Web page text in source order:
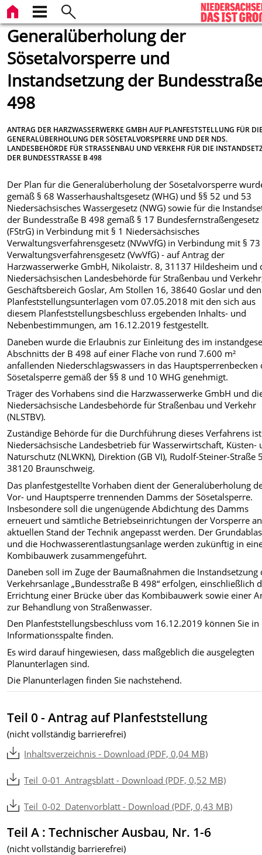
Generalüberholung der
Sösetalvorsperre und
Instandsetzung der
498
ANTRAG DER HARZWASSERWERKE GMBH AUF PLANFESTSTELLUNG FÜR
GENERALÜBERHOLUNG DER SÖSETALVORSPERRE UND DER NDS.
LANDESBEHÖRDE FÜR STRASSENBAU UND VERKEHR FÜR DIE
ER BUNDESSTRASSE B 498
Der Plan für die Generalüberholung der Sösetalvorsperre
gemäß § 68 Wasserhaushaltsgesetz (WHG) und §§ 52 und 53
Niedersächsisches Wassergesetz (NWG) sowie für die
der Bundesstraße B 498 gemäß § 17 Bundesfernstraßengesetz
(FStrG) in Verbindung mit § 1 Niedersächsisches
Verwaltungsverfahrensgesetz (NVwVfG) in Verbindung mit § 73
Verwaltungsverfahrensgesetz (VwVfG) - auf Antrag der
Harzwasserwerke GmbH, Nikolaistr. 8, 31137 Hildesheim und
Niedersächsischen Landesbehörde für Straßenbau und
Geschäftsbereich Goslar, Am Stollen 16, 38640 Goslar und den
Planfeststellungsunterlagen vom 07.05.2018 mit den sich aus
diesem Planfeststellungsbeschluss ergebenden Inhalts- und
Nebenbestimmungen, am 16.12.2019 festgestellt.
Daneben wurde die Erlaubnis zur Einleitung des im
Abschnitts der B 498 auf einer Fläche von rund 7.600 m²
anfallenden Niederschlagswassers in das Hauptsperrenbecken
Sösetalsperre gemäß der §§ 8 und 10 WHG genehmigt.
Träger des Vorhabens sind die Harzwasserwerke GmbH und
Niedersächsische Landesbehörde für Straßenbau und Verkehr
(NLSTBV).
Zuständige Behörde für die Durchführung dieses Verfahrens
Niedersächsische Landesbetrieb für Wasserwirtschaft, Küsten-
Naturschutz (NLWKN), Direktion (GB VI), Rudolf-Steiner-Straße
38120 Braunschweig.
Das planfestgestellte Vorhaben dient der Generalüberholung
Vor- und Hauptsperre trennenden Damms der Sösetalsperre.
Insbesondere soll die ungenügende Abdichtung des Damms
erneuert und sämtliche Betriebseinrichtungen der Vorsperre
aktuellen Stand der Technik angepasst werden. Der
und die Hochwasserentlastungsanlage werden zukünftig in
Kombibauwerk zusammengeführt.
Daneben soll im Zuge der Baumaßnahmen die Instandsetzung
Verkehrsanlage „Bundesstraße B 498“ erfolgen, einschließlich
Errichtung einer Brücke über das Kombibauwerk sowie einer
zur Behandlung von Straßenwasser.
Den Planfeststellungsbeschluss vom 16.12.2019 können Sie in
Informationsspalte finden.
Es wird darauf hingewiesen, dass maßgeblich die ausgelegten
Planunterlagen sind.
Die Planunterlagen finden Sie nachstehend.
Teil 0 - Antrag auf Planfeststellung
(nicht vollständig barrierefrei)
Inhaltsverzeichnis - Download (PDF, 0,04 MB)
Teil_0-01_Antragsblatt - Download (PDF, 0,52 MB)
Teil_0-02_Datenvorblatt - Download (PDF, 0,43 MB)
Teil A : Technischer Ausbau, Nr. 1-6
(nicht vollständig barrierefrei)